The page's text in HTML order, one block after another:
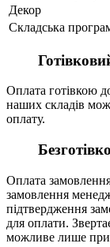
Декор
Складська
Оплата готівкою
наших складів
оплату.
Оплата
замовлення
підтвердження
для оплати.
можливе лише при